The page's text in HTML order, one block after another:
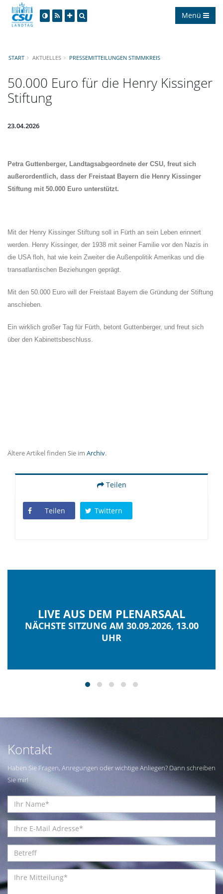
Menü
START AKTUELLES PRESSEMITTEILUNGEN STIMMKREIS
50.000 Euro für die Henry Kissinger
Stiftung
23.04.2026
Petra Guttenberger, Landtagsabgeordnete der CSU, freut sich
außerordentlich, dass der Freistaat Bayern die Henry Kissinger
Stiftung mit 50.000 Euro unterstützt.
Mit der Henry Kissinger Stiftung soll in Fürth an sein Leben erinnert
werden. Henry Kissinger, der 1938 mit seiner Familie vor den Nazis in
die USA floh, hat wie kein Zweiter die Außenpolitik Amerikas und die
transatlantischen Beziehungen geprägt.
Mit den 50.000 Euro will der Freistaat Bayern die Gründung der Stiftung
anschieben.
Ein wirklich großer Tag für Fürth, betont Guttenberger, und freut sich
über den Kabinettsbeschluss.
Ältere Artikel finden Sie im Archiv.
Teilen
Teilen Twittern
LIVE AUS DEM PLENARSAAL
NÄCHSTE SITZUNG AM 30.09.2026, 13.00
UHR
Kontakt
Haben Sie Fragen, Anregungen oder wichtige Anliegen? Dann schreiben
Sie mir!